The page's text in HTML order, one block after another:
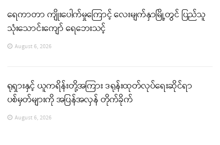
ရေကာတာ ကျိုးပေါက်မှုကြောင့် လေးမျက်နှာမြို့တွင် ပြည်သူ
သုံးသောင်းကျော် ရေဘေးသင့်
August 6, 2026
ရုရှားနှင့် ယူကရိန်းတို့အကြား ဒရုန်းထုတ်လုပ်ရေးဆိုင်ရာ
ပစ်မှတ်များကို အပြန်အလှန် တိုက်ခိုက်
August 6, 2026